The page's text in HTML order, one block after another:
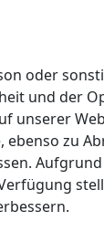
oder
und der
unserer
zu